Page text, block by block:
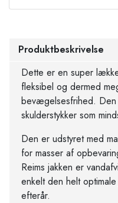
Produktbeskrivelse
Dette er en super
fleksibel og dermed
bevægelsesfrihed.
skulderstykker som
Den er udstyret med
for masser af
Reims jakken er
enkelt den helt
efterår.